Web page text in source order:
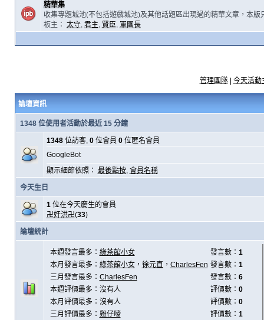
精華集
收集專題城池(不包括遊戲城池)及其他話題區出現過的精華文章，本版
板主： 太守, 君主, 賢臣, 軍團長
管理團隊| 今天活動
論壇資訊
1348 位使用者活動於最近 15 分鐘
1348位訪客, 0位會員 0位匿名會員
GoogleBot
顯示細節依照： 最後點按, 會員名稱
今天生日
1位在今天慶生的會員
卍奸洪卍(33)
論壇統計
本週發言最多： 綠茶館小女 發言數： 1
本月發言最多： 綠茶館小女， 徐元直 ， CharlesFen 發言數： 1
三月發言最多： CharlesFen 發言數： 6
本週評價最多：沒有人
評價數： 0
本月評價最多：沒有人
評價數： 0
三月評價最多： 雞仔嘜 評價數： 1